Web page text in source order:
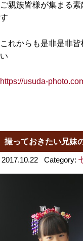
ご親族皆様が集まる
す
これからも是非是非
い
https://usuda-
撮っておきたい兄妹
2017.10.22 Category: